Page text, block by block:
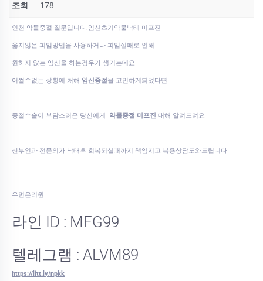
조회 178
인천 약물중절 질문입니다.임신초기약물낙­태 미­프진
옳지않은 피임방법을 사용하거나 피임실패로 인해
원하지 않는 임신을 하는경우가 생기는데요
어쩔수없는 상황에 처해 임신중절을 고민하게되었다면
중절수술이 부담스러운 당신에게 약물중절 미프진 대해 알려드려요
산부인과 전문의가 낙태후 회복되실때까지 책임지고 복용상담도와드립니다
우먼온리원
라인 ID : MFG99
텔레그램 : ALVM89
https://litt.ly/npkk